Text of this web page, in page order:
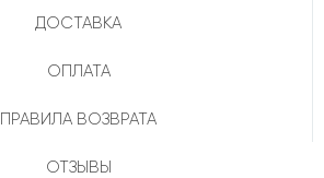
ДОСТАВКА
ОПЛАТА
ПРАВИЛА ВОЗВРАТА
ОТЗЫВЫ